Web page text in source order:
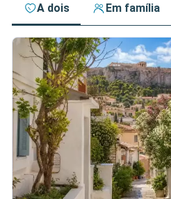
A dois Em família